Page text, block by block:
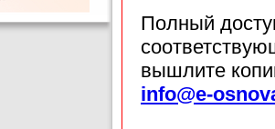
Полный
вышлите
info@e-